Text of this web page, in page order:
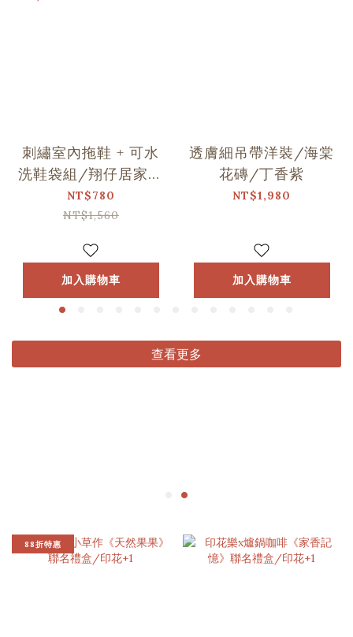
刺繡室內拖鞋 + 可水
洗鞋袋組/翔仔居家Ｘ
印花樂聯名
NT$780
NT$1,560
加入購物車
透膚細吊帶洋裝/海棠
花磚/丁香紫
NT$1,980
加入購物車
查看更多
88折特惠